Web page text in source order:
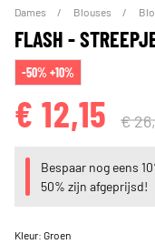
Dames Blouses
FLASH -
-50% +10%
€ 12,15 €
Bespaar nog eens
50% zijn afgeprijsd!
Kleur:Groen